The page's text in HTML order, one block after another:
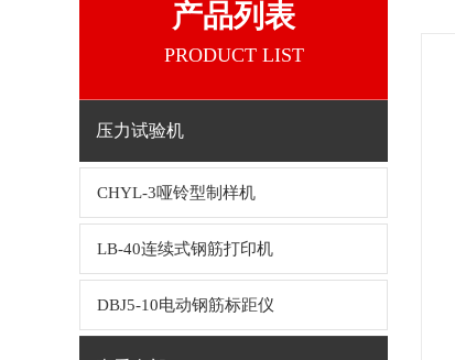
产品列表
PRODUCT LIST
压力试验机
CHYL-3哑铃型制样机
LB-40连续式钢筋打印机
DBJ5-10电动钢筋标距仪